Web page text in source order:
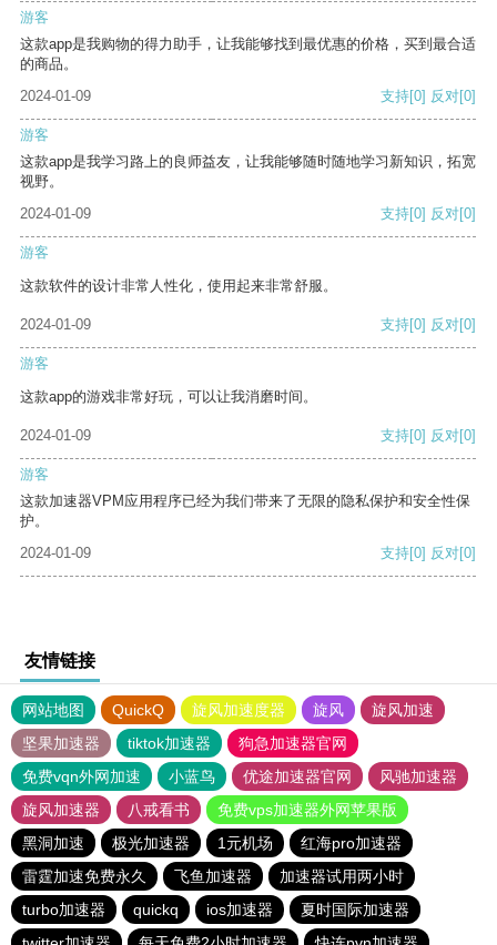
游客
这款app是我购物的得力助手，让我能够找到最优惠的价格，买到最合适
的商品。
2024-01-09
支持[0] 反对[0]
游客
这款app是我学习路上的良师益友，让我能够随时随地学习新知识，拓宽
视野。
2024-01-09
支持[0] 反对[0]
游客
这款软件的设计非常人性化，使用起来非常舒服。
2024-01-09 支持[0] 反对[0]
游客
这款app的游戏非常好玩，可以让我消磨时间。
2024-01-09 支持[0] 反对[0]
游客
这款加速器VPM应用程序已经为我们带来了无限的隐私保护和安全性保
护。
2024-01-09
支持[0] 反对[0]
友情链接
网站地图 QuickQ 旋风加速度器 旋风
旋风加速
坚果加速器
tiktok加速器
狗急加速器官网
免费vqn外网加速
小蓝鸟 优途加速器官网
风驰加速器
旋风加速器
八戒看书
免费vps加速器外网苹果版
黑洞加速
极光加速器 1元机场
红海pro加速器
雷霆加速免费永久
飞鱼加速器
加速器试用两小时
turbo加速器
quickq ios加速器
夏时国际加速器